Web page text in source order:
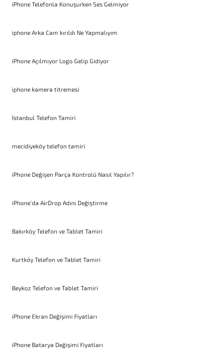
iPhone Telefonla Konuşurken Ses Gelmiyor
iphone Arka Cam kırıldı Ne Yapmalıyım
iPhone Açılmıyor Logo Gelip Gidiyor
iphone kamera titremesi
İstanbul Telefon Tamiri
mecidiyeköy telefon tamiri
iPhone Değişen Parça Kontrolü Nasıl Yapılır?
iPhone’da AirDrop Adını Değiştirme
Bakırköy Telefon ve Tablet Tamiri
Kurtköy Telefon ve Tablet Tamiri
Beykoz Telefon ve Tablet Tamiri
iPhone Ekran Değişimi Fiyatları
iPhone Batarya Değişimi Fiyatları